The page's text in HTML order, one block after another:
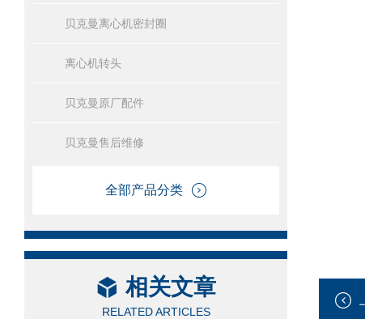
贝克曼离心机密封圈
离心机转头
贝克曼原厂配件
贝克曼售后维修
全部产品分类
相关文章
RELATED ARTICLES